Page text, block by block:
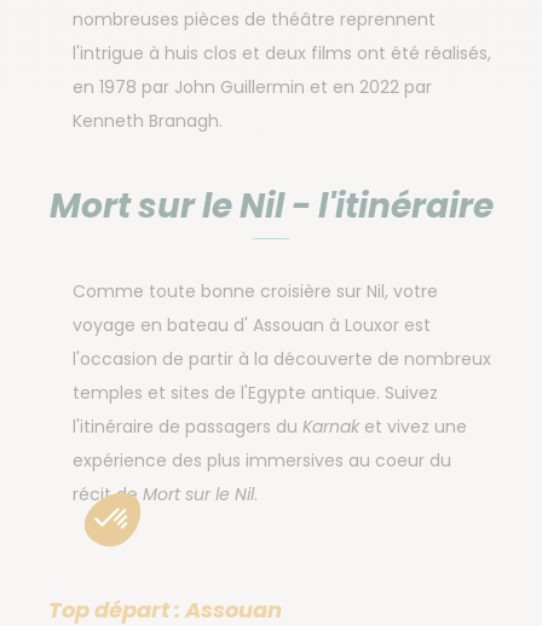
nombreuses pièces de théâtre reprennent
l'intrigue à huis clos et deux films ont été réalisés,
en 1978 par John Guillermin et en 2022 par
Kenneth Branagh.
Mort sur le Nil - l'itinéraire
Comme toute bonne croisière sur Nil, votre
voyage en bateau d' Assouan à Louxor est
l'occasion de partir à la découverte de nombreux
temples et sites de l'Egypte antique. Suivez
l'itinéraire de passagers du Karnak et vivez une
expérience des plus immersives au coeur du
récit deMort sur le Nil.
Top départ : Assouan